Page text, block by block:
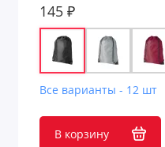
145 ₽
Все варианты - 12 шт
В корзину